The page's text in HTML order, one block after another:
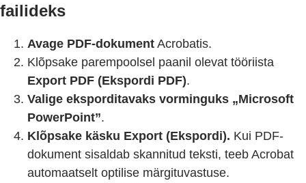
failideks
Avage PDF-dokument Acrobatis.
Klõpsake parempoolsel paanil olevat tööriista
Export PDF (Ekspordi PDF).
Valige eksporditavaks vorminguks „Microsoft
PowerPoint”.
Klõpsake käsku Export (Ekspordi). Kui PDF-
dokument sisaldab skannitud teksti, teeb Acrobat
automaatselt optilise märgituvastuse.